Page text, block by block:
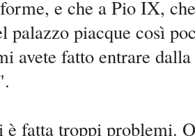
e che a Pio IX,
palazzo piacque così
avete fatto entrare
fatta troppi problemi.